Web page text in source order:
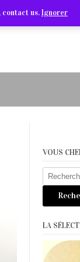
VOUS
Recherche
pour :
LA
contact us.Ignorer